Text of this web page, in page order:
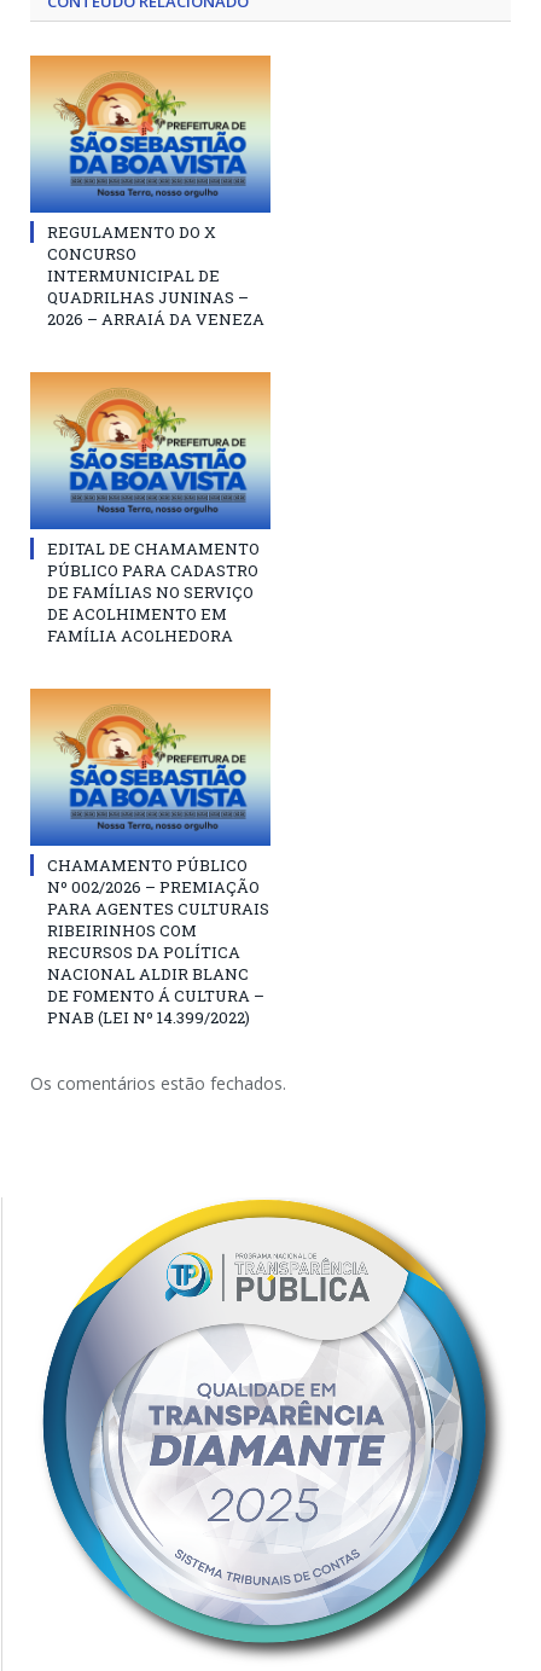
REGULAMENTO DO X
CONCURSO
INTERMUNICIPAL DE
QUADRILHAS JUNINAS –
2026 – ARRAIÁ DA VENEZA
EDITAL DE CHAMAMENTO
PÚBLICO PARA CADASTRO
DE FAMÍLIAS NO SERVIÇO
DE ACOLHIMENTO EM
FAMÍLIA ACOLHEDORA
CHAMAMENTO PÚBLICO
Nº 002/2026 – PREMIAÇÃO
PARA AGENTES CULTURAIS
RIBEIRINHOS COM
RECURSOS DA POLÍTICA
NACIONAL ALDIR BLANC
DE FOMENTO Á CULTURA –
PNAB (LEI Nº 14.399/2022)
Os comentários estão fechados.